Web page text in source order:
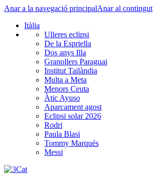
Anar a la navegació principalAnar al contingut
Itàlia
Ulleres eclipsi
De la Espriella
Dos anys Illa
Granollers Paraguai
Institut Tailàndia
Multa a Meta
Menors Ceuta
Àtic Ayuso
Aparcament agost
Eclipsi solar 2026
Rodri
Paula Blasi
Tommy Marqués
Messi